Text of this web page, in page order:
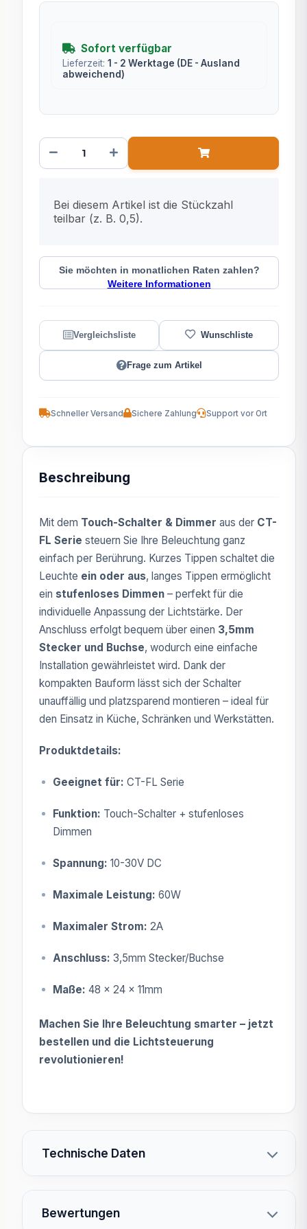
Sofort verfügbar
Lieferzeit: 1 - 2 Werktage (DE - Ausland
abweichend)
Bei diesem Artikel ist die Stückzahl
teilbar (z. B. 0,5).
Sie möchten in monatlichen Raten zahlen?
Weitere Informationen
Frage zum Artikel
Schneller Versand Sichere Zahlung Support vor Ort
Beschreibung
Mit dem Touch-Schalter & Dimmer aus der CT-
FL Serie steuern Sie Ihre Beleuchtung ganz
einfach per Berührung. Kurzes Tippen schaltet die
Leuchte ein oder aus, langes Tippen ermöglicht
ein stufenloses Dimmen – perfekt für die
individuelle Anpassung der Lichtstärke. Der
Anschluss erfolgt bequem über einen 3,5mm
Stecker und Buchse, wodurch eine einfache
Installation gewährleistet wird. Dank der
kompakten Bauform lässt sich der Schalter
unauffällig und platzsparend montieren – ideal für
den Einsatz in Küche, Schränken und Werkstätten.
Produktdetails:
Geeignet für: CT-FL Serie
Funktion: Touch-Schalter + stufenloses
Dimmen
Spannung: 10-30V DC
Maximale Leistung: 60W
Maximaler Strom: 2A
Anschluss: 3,5mm Stecker/Buchse
Maße: 48 x 24 x 11mm
Machen Sie Ihre Beleuchtung smarter – jetzt
bestellen und die Lichtsteuerung
revolutionieren!
Technische Daten
Bewertungen